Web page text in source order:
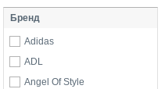
Бренд
Adidas
ADL
Angel Of Style